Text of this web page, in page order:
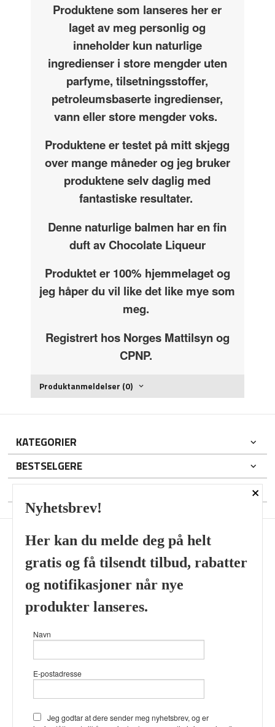
Produktene som lanseres her er
laget av meg personlig og
inneholder kun naturlige
ingredienser i store mengder uten
parfyme, tilsetningsstoffer,
petroleumsbaserte ingredienser,
vann eller store mengder voks.
Produktene er testet på mitt skjegg
over mange måneder og jeg bruker
produktene selv daglig med
fantastiske resultater.
Denne naturlige balmen har en fin
duft av Chocolate Liqueur
Produktet er 100% hjemmelaget og
jeg håper du vil like det like mye som
meg.
Registrert hos Norges Mattilsyn og
CPNP.
Produktanmeldelser (0)
KATEGORIER
BESTSELGERE
DIN KONTO
Frakt Kjøpsbetingelser
Sikkerhet og personvern
Nyhetsbrev
Viking’s Perfume House & Beard Co Fløenbakken 43 A 5009
Bergen Tlf.41696407- Foretaksregisteret 933905799
du får en bedre kjøpsopplevelse og
bruker cookies hovedsaklig til å
lagre innloggingsdetaljer og huske
×
Nyhetsbrev!
Her kan du melde deg på helt
gratis og få tilsendt tilbud, rabatter
og notifikasjoner når nye
produkter lanseres.
Navn
E-postadresse
Jeg godtar at dere sender meg nyhetsbrev, og er